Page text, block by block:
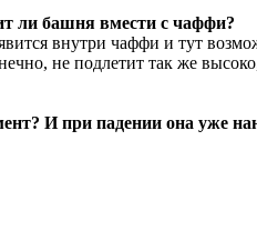
ли башня вмести с чаффи?
внутри чаффи и тут
не подлетит так же
И при падении она уже